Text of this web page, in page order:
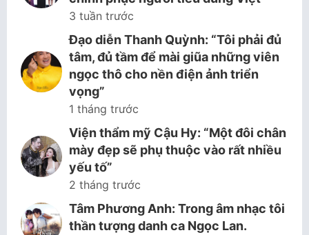
3 tuần trước
Đạo diễn Thanh Quỳnh: “Tôi phải đủ
tâm, đủ tầm để mài giũa những viên
ngọc thô cho nền điện ảnh triển
vọng”
1 tháng trước
Viện thẩm mỹ Cậu Hy: “Một đôi chân
mày đẹp sẽ phụ thuộc vào rất nhiều
yếu tố”
2 tháng trước
Tâm Phương Anh: Trong âm nhạc tôi
thần tượng danh ca Ngọc Lan.